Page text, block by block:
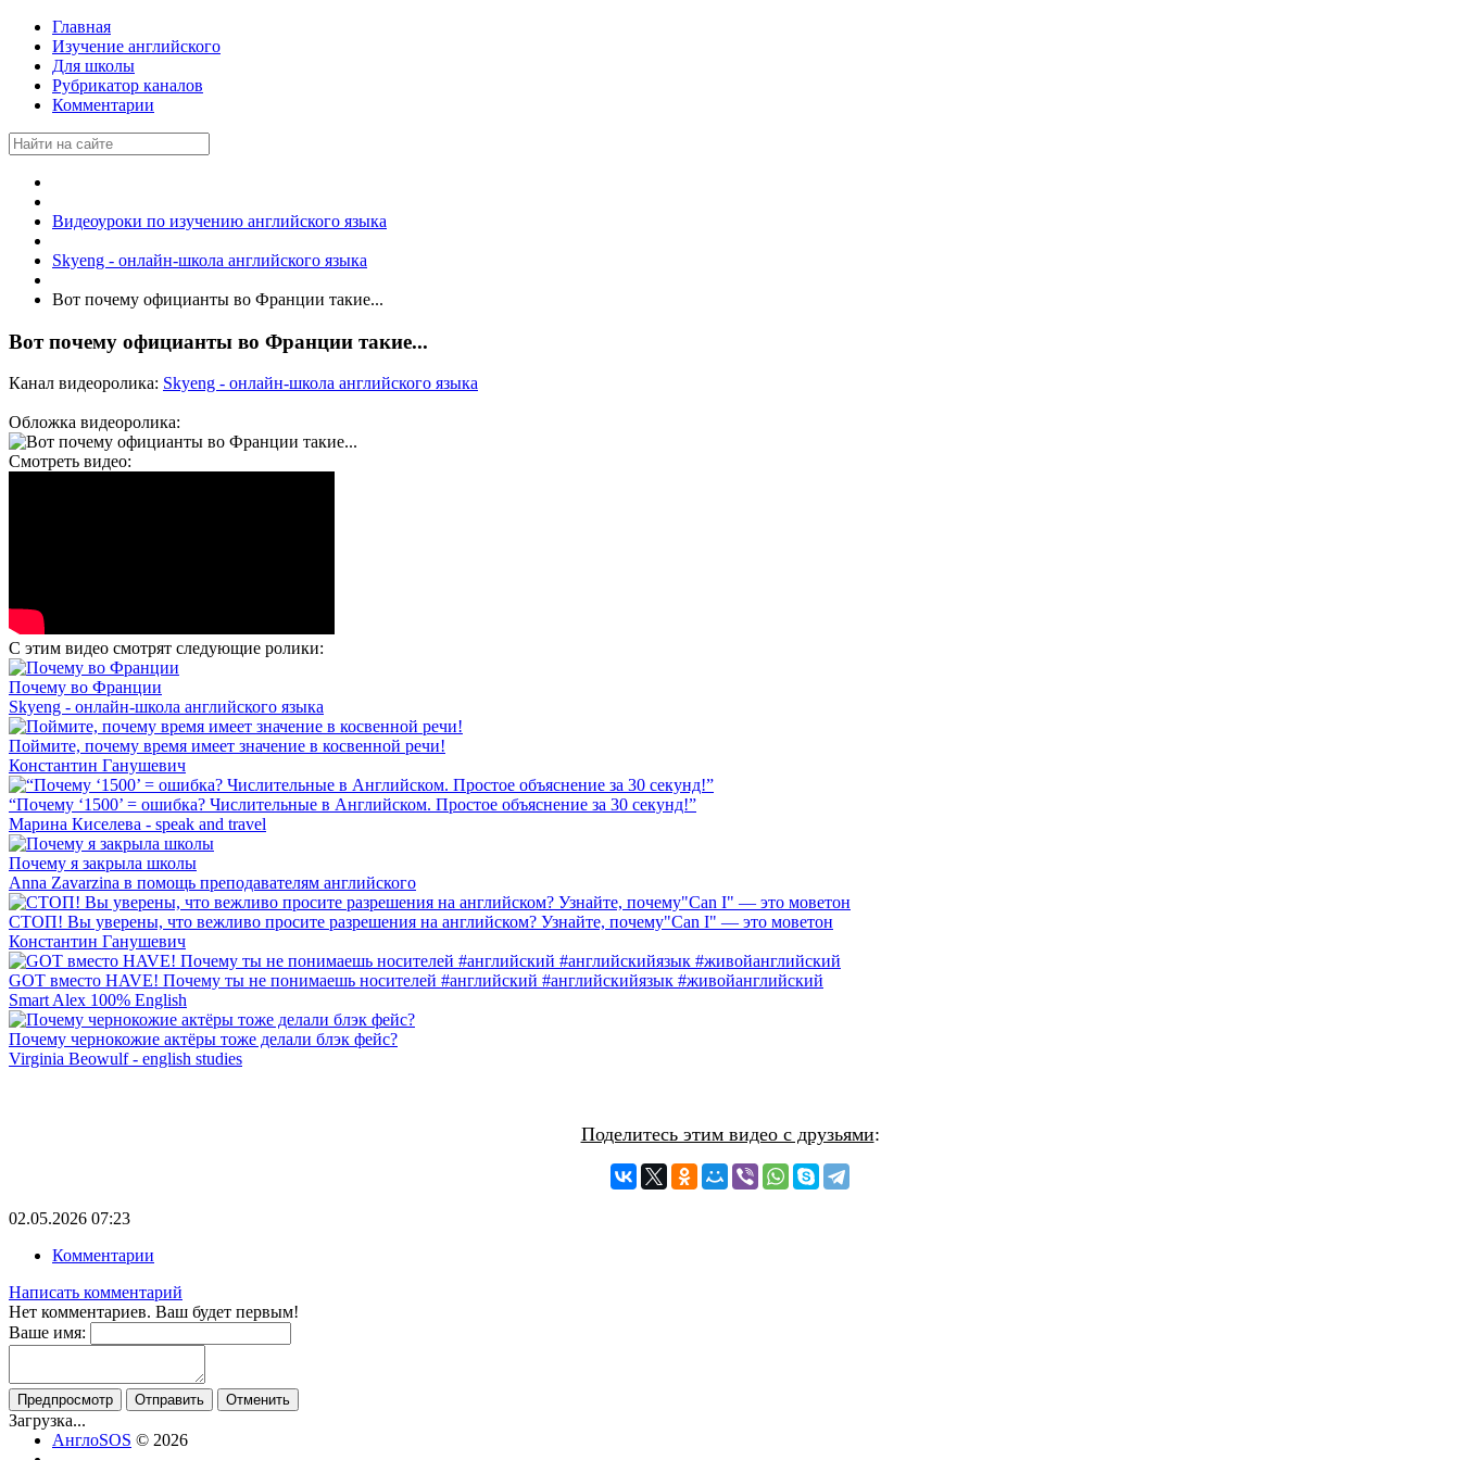
Главная
Изучение английского
Для школы
Рубрикатор каналов
Комментарии
Видеоуроки по изучению английского языка
Skyeng - онлайн-школа английского языка
Вот почему официанты во Франции такие...
Вот почему официанты во Франции такие...
Канал видеоролика: Skyeng - онлайн-школа английского языка
Обложка видеоролика:
Смотреть видео:
С этим видео смотрят следующие ролики:
Почему во Франции
Skyeng - онлайн-школа английского языка
Поймите, почему время имеет значение в косвенной речи!
Константин Ганушевич
“Почему ‘1500’ = ошибка? Числительные в Английском. Простое объяснение за 30 секунд!”
Марина Киселева - speak and travel
Почему я закрыла школы
Anna Zavarzina в помощь преподавателям английского
СТОП! Вы уверены, что вежливо просите разрешения на английском? Узнайте, почему"Can I" — это моветон
Константин Ганушевич
GOT вместо HAVE! Почему ты не понимаешь носителей #английский #английскийязык #живойанглийский
Smart Alex 100% English
Почему чернокожие актёры тоже делали блэк фейс?
Virginia Beowulf - english studies
Поделитесь этим видео с друзьями:
02.05.2026 07:23
Комментарии
Написать комментарий
Нет комментариев. Ваш будет первым!
Ваше имя:
Предпросмотр Отправить Отменить
Загрузка...
АнглоSOS © 2026